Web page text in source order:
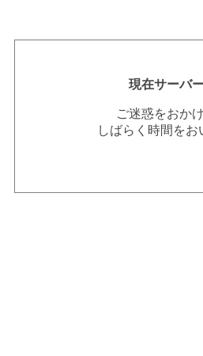
現在サーバ
ご迷惑をおか
しばらく時間を